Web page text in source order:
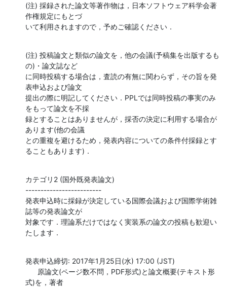
(注) 採録された論文等著作物は，日本ソフトウェア科学会著
作権規定にもとづ
いて利用されますので，予めご確認ください．
(注) 投稿論文と類似の論文を，他の会議(予稿集を出版するも
の)・論文誌など
に同時投稿する場合は，査読の有無に関わらず，その旨を発
表申込および論文
提出の際に明記してください．PPLでは同時投稿の事実のみ
をもって論文を不採
録とすることはありませんが，採否の決定に利用する場合が
あります(他の会議
との重複を避けるため，発表内容についての条件付採録とす
ることもあります)．
カテゴリ2 (国外既発表論文)
-------------------------
発表申込時に採録が決定している国際会議および国際学術雑
誌等の発表論文が
対象です．理論系だけではなく実装系の論文の投稿も歓迎い
たします．
発表申込締切: 2017年1月25日(水) 17:00 (JST)
式)を，著者